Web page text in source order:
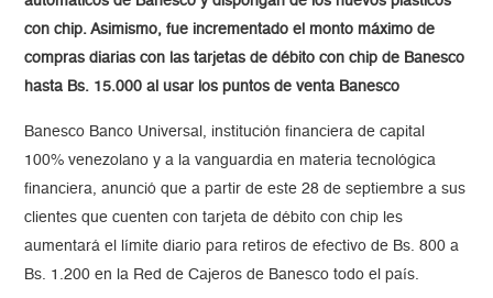
con chip. Asimismo, fue incrementado el monto máximo de
compras diarias con las tarjetas de débito con chip de Banesco
hasta Bs. 15.000 al usar los puntos de venta Banesco
Banesco Banco Universal, institución financiera de capital
100% venezolano y a la vanguardia en materia tecnológica
financiera, anunció que a partir de este 28 de septiembre a sus
clientes que cuenten con tarjeta de débito con chip les
aumentará el límite diario para retiros de efectivo de Bs. 800 a
Bs. 1.200 en la Red de Cajeros de Banesco todo el país.